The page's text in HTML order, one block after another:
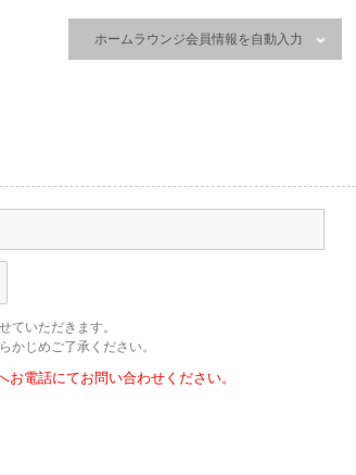
ホームラウンジ会員情報を自動入力
ていただきます。
じめご了承ください。
電話にてお問い合わせください。